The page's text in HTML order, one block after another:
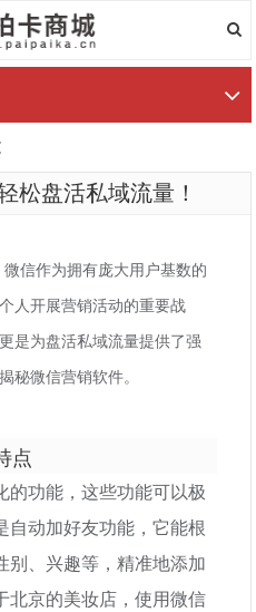
松盘活私域流量！
信作为拥有庞大用户基数的
人开展营销活动的重要战
是为盘活私域流量提供了强
秘微信营销软件。
点
功能，这些功能可以极
自动加好友功能，它能根
别、兴趣等，精准地添加
北京的美妆店，使用微信